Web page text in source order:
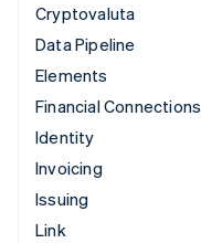
Cryptovaluta
Data Pipeline
Elements
Financial Connections
Identity
Invoicing
Issuing
Link